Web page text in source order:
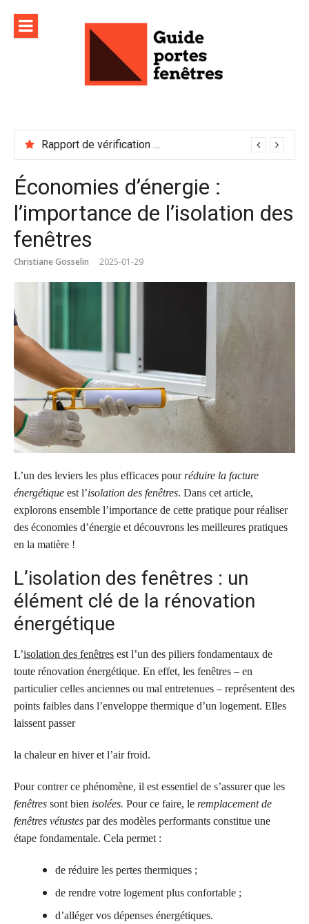
contenu
Rapport de vérification sécurité : à conserver précieusement
Économies d’énergie :
l’importance de l’isolation des
fenêtres
Christiane Gosselin 2025-01-29
L’un des leviers les plus efficaces pourréduire la facture
énergétique est l’isolation des fenêtres. Dans cet article,
explorons ensemble l’importance de cette pratique pour réaliser
des économies d’énergie et découvrons les meilleures pratiques
en la matière !
L’isolation des fenêtres : un
élément clé de la rénovation
énergétique
L’isolation des fenêtres est l’un des piliers fondamentaux de
toute rénovation énergétique. En effet, les fenêtres – en
particulier celles anciennes ou mal entretenues – représentent des
points faibles dans l’enveloppe thermique d’un logement. Elles
laissent passer
la chaleur en hiver et l’air froid.
Pour contrer ce phénomène, il est essentiel de s’assurer que les
fenêtres sont bien isolées. Pour ce faire, le remplacement de
fenêtres vétustes par des modèles performants constitue une
étape fondamentale. Cela permet :
de réduire les pertes thermiques ;
de rendre votre logement plus confortable ;
d’alléger vos dépenses énergétiques.